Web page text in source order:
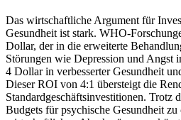
Das wirtschaftliche Argument für
Gesundheit ist stark. WHO-
Dollar, der in die erweiterte
Störungen wie Depression und Angst
4 Dollar in verbesserter Gesundheit
Dieser ROI von 4:1 übersteigt die
Standardgeschäftsinvestitionen. Trotz
Budgets für psychische Gesundheit zu